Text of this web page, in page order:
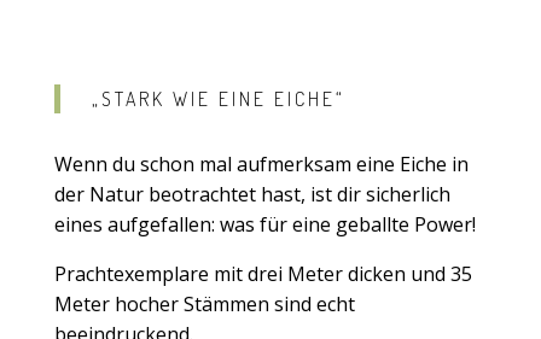
„STARK WIE EINE EICHE“
Wenn du schon mal aufmerksam eine Eiche in
der Natur beotrachtet hast, ist dir sicherlich
eines aufgefallen: was für eine geballte Power!
Prachtexemplare mit drei Meter dicken und 35
Meter hocher Stämmen sind echt